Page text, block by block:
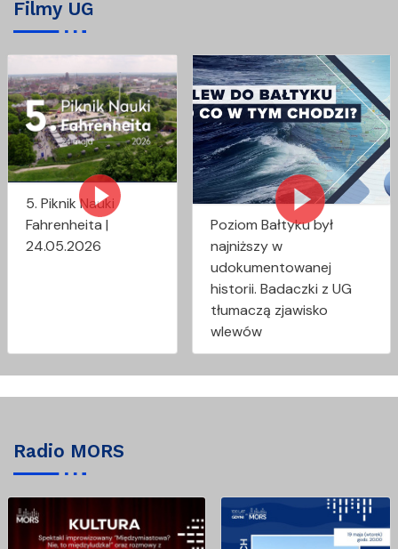
Filmy UG
5. Piknik Nauki
Fahrenheita |
24.05.2026
Poziom Bałtyku był
najniższy w
udokumentowanej
historii. Badaczki z UG
tłumaczą zjawisko
wlewów
Radio MORS